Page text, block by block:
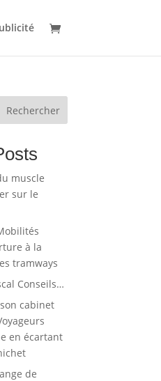
Rechercher
muscle
sur le
à la
tramways
Conseils…
cabinet
en écartant
de